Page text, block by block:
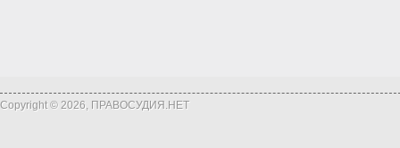
Copyright © 2026, ПРАВОСУДИЯ.НЕТ